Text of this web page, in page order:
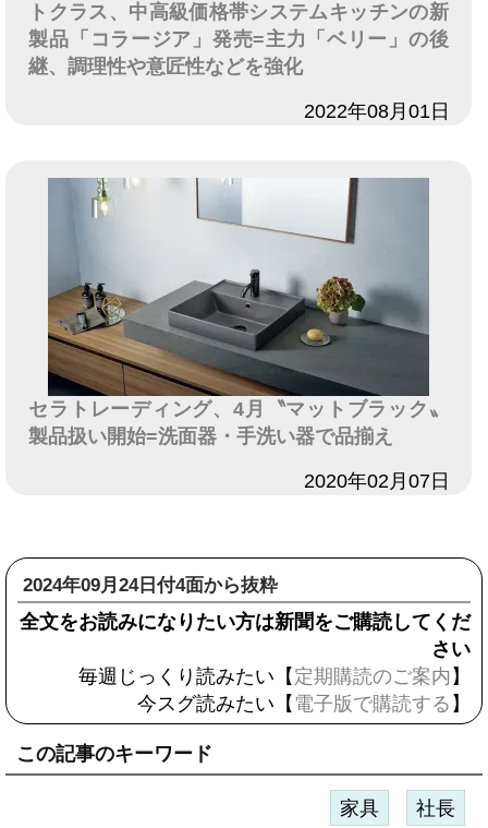
トクラス、中高級価格帯システムキッチンの新
製品「コラージア」発売=主力「ベリー」の後
継、調理性や意匠性などを強化
2022年08月01日
セラトレーディング、4月〝マットブラック〟
製品扱い開始=洗面器・手洗い器で品揃え
2020年02月07日
2024年09月24日付4面から抜粋
全文をお読みになりたい方は新聞をご購読してくだ
さい
毎週じっくり読みたい【 定期購読のご案内 】
今スグ読みたい【 電子版で購読する 】
この記事のキーワード
家具 社長